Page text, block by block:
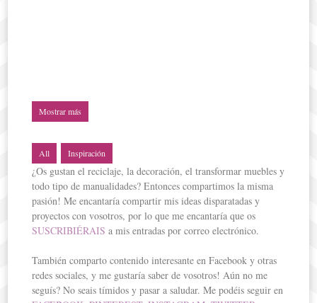
Mostrar más
All Inspiración
¿Os gustan el reciclaje, la decoración, el transformar muebles y
todo tipo de manualidades? Entonces compartimos la misma
pasión! Me encantaría compartir mis ideas disparatadas y
proyectos con vosotros, por lo que me encantaría que os
SUSCRIBIÉRAIS a mis entradas por correo electrónico.
También comparto contenido interesante en Facebook y otras
redes sociales, y me gustaría saber de vosotros! Aún no me
seguís? No seais tímidos y pasar a saludar. Me podéis seguir en